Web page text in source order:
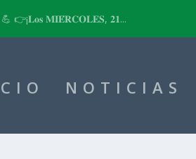
👉¡𝐋𝐨𝐬 𝐌𝐈𝐄́𝐑𝐂𝐎𝐋𝐄𝐒, 𝟐𝟏...
NOTICIAS